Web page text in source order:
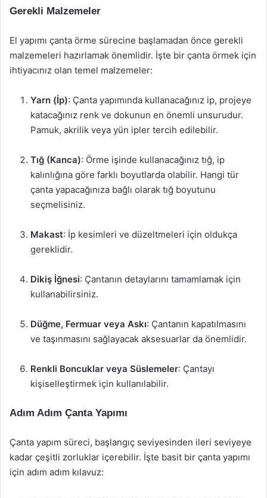
Gerekli Malzemeler
El yapımı çanta örme sürecine başlamadan önce gerekli
malzemeleri hazırlamak önemlidir. İşte bir çanta örmek için
ihtiyacınız olan temel malzemeler:
Yarn (İp): Çanta yapımında kullanacağınız ip, projeye
katacağınız renk ve dokunun en önemli unsurudur.
Pamuk, akrilik veya yün ipler tercih edilebilir.
Tığ (Kanca): Örme işinde kullanacağınız tığ, ip
kalınlığına göre farklı boyutlarda olabilir. Hangi tür
çanta yapacağınıza bağlı olarak tığ boyutunu
seçmelisiniz.
Makast: İp kesimleri ve düzeltmeleri için oldukça
gereklidir.
Dikiş İğnesi: Çantanın detaylarını tamamlamak için
kullanabilirsiniz.
Düğme, Fermuar veya Askı: Çantanın kapatılmasını
ve taşınmasını sağlayacak aksesuarlar da önemlidir.
Renkli Boncuklar veya Süslemeler: Çantayı
kişiselleştirmek için kullanılabilir.
Adım Adım Çanta Yapımı
Çanta yapım süreci, başlangıç seviyesinden ileri seviyeye
kadar çeşitli zorluklar içerebilir. İşte basit bir çanta yapımı
için adım adım kılavuz: